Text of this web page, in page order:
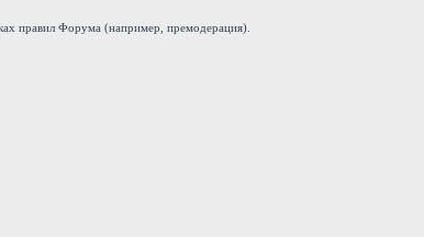
правил Форума (например, премодерация).